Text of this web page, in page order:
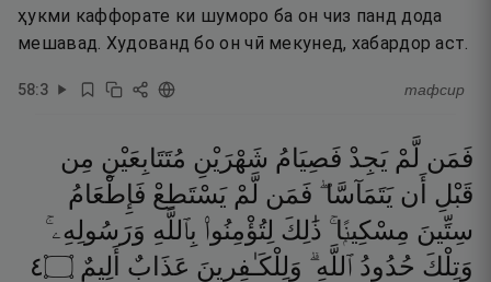
ҳукми каффорате ки шуморо ба он чиз панд дода
мешавад. Худованд бо он чӣ мекунед, хабардор аст.
58:3 тафсир
فَمَن لَّمْ يَجِدْ فَصِيَامُ شَهْرَيْنِ مُتَتَابِعَيْنِ مِن
قَبْلِ
أَن يَتَمَآسَّا ۖ فَمَن لَّمْ يَسْتَطِعْ فَإِطْعَامُ
سِتِّينَ مِسْكِينًۭا ۚ ذَٰلِكَ لِتُؤْمِنُوا۟ بِٱللَّهِ وَرَسُولِهِۦ ۚ
وَتِلْكَ حُدُودُ ٱللَّهِ ۗ وَلِلْكَـٰفِرِينَ عَذَابٌ أَلِيمٌ ۝٤